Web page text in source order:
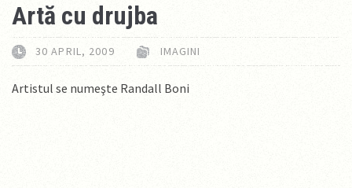
Artă cu drujba
30 APRIL, 2009 IMAGINI
Artistul se numeşte Randall Boni